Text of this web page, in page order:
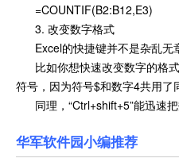
=COUNTIF(B2:B12,E3)
3. 改变数字格式
Excel的快捷键并不是杂乱无
比如你想快速改变数字的格
符号，因为符号$和数字4共用了
同理，“Ctrl+shift+5”能迅速把
华军软件园小编推荐